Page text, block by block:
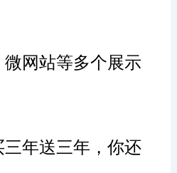
网站等多个展示
年送三年，你还